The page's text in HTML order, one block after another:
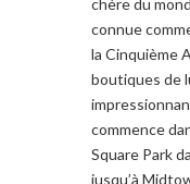
chère du
connue comme
la Cinquième
boutiques de
commence
Square Park
jusqu’à